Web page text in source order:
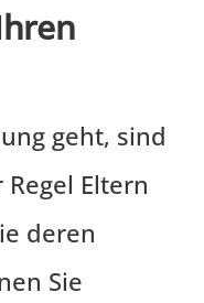
geht, sind
Eltern
deren
Sie